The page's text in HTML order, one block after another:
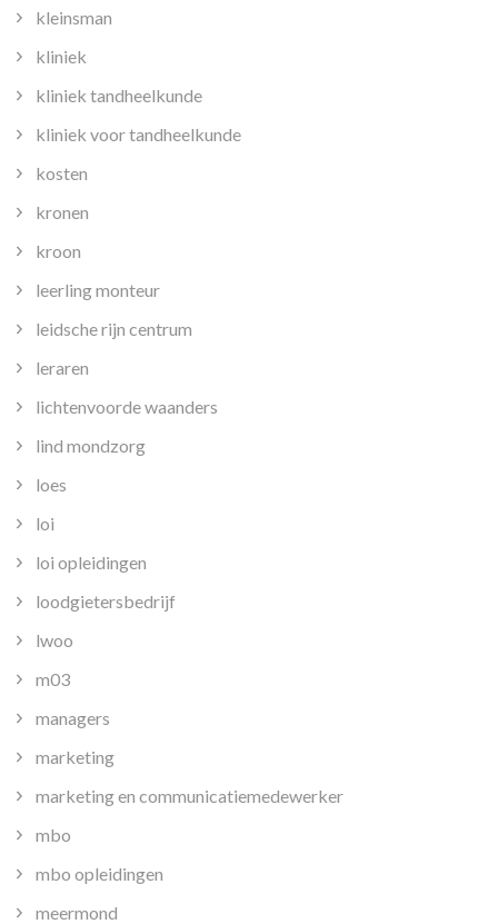
kleinsman
kliniek
kliniek tandheelkunde
kliniek voor tandheelkunde
kosten
kronen
kroon
leerling monteur
leidsche rijn centrum
leraren
lichtenvoorde waanders
lind mondzorg
loes
loi
loi opleidingen
loodgietersbedrijf
lwoo
m03
managers
marketing
marketing en communicatiemedewerker
mbo
mbo opleidingen
meermond